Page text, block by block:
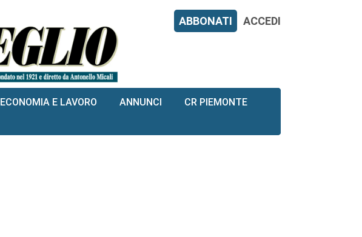
ABBONATI ACCEDI
ECONOMIA E LAVORO ANNUNCI CR PIEMONTE